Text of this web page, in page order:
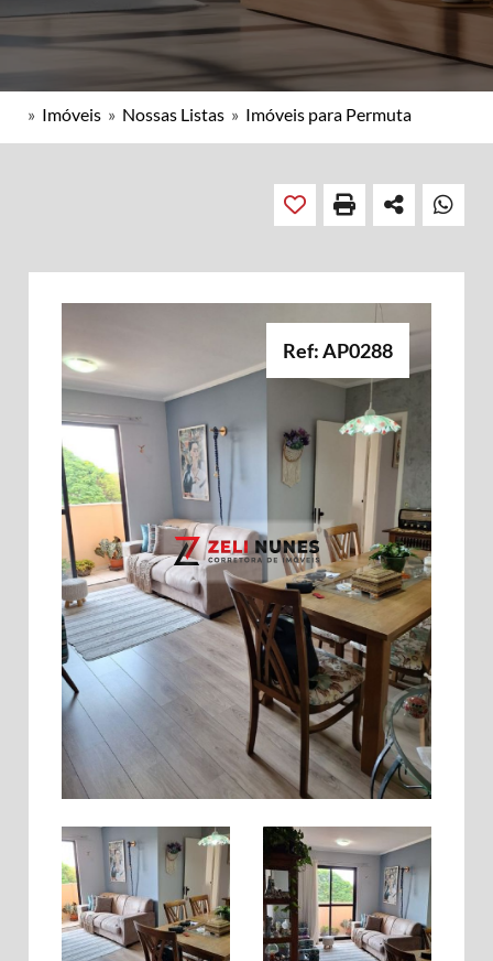
» Imóveis » Nossas Listas » Imóveis para Permuta
Ref: AP0288